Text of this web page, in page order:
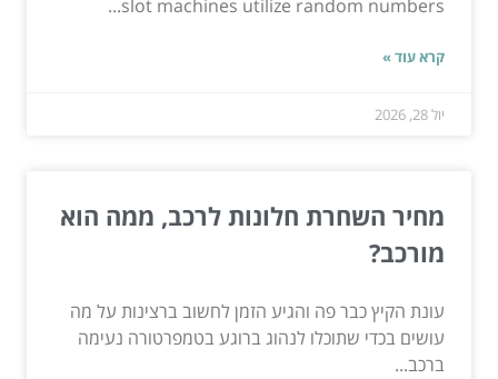
slot machines utilize random numbers...
קרא עוד »
יול 28, 2026
מחיר השחרת חלונות לרכב, ממה הוא
מורכב?
עונת הקיץ כבר פה והגיע הזמן לחשוב ברצינות על מה
עושים בכדי שתוכלו לנהוג ברוגע בטמפרטורה נעימה
ברכב...